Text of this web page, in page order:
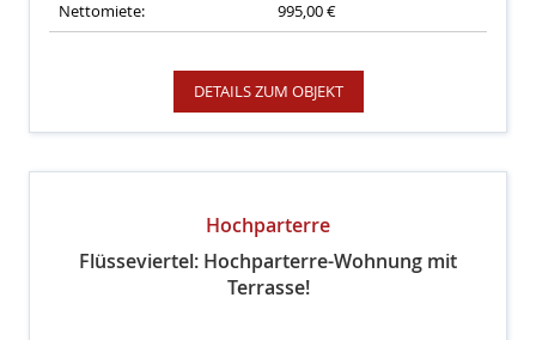
Nettomiete:
995,00 €
DETAILS ZUM OBJEKT
Hochparterre
Flüsseviertel: Hochparterre-Wohnung mit
Terrasse!